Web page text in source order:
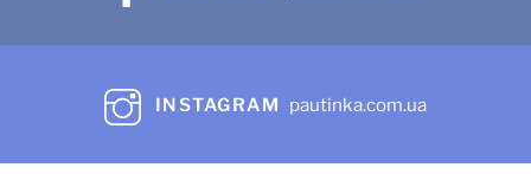
INSTAGRAM pautinka.com.ua